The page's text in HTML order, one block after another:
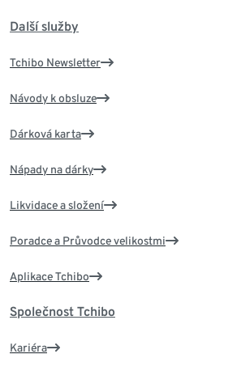
Další služby
Tchibo Newsletter
Návody k obsluze
Dárková karta
Nápady na dárky
Likvidace a složení
Poradce a Průvodce velikostmi
Aplikace Tchibo
Společnost Tchibo
Kariéra